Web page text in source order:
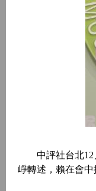
中評社台北12月
崢轉述，賴在會